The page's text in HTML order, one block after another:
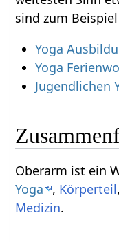
sind zum Beispiel
Yoga
Yoga
Jugendlichen
Oberarm‏‎
Yoga
, Körperteil
Medizin.